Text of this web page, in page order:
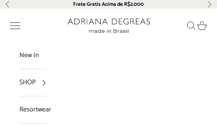
Pular para o conteúdo
Anterior Frete Gratis Acima de R$2.000
Adriana Degreas
Menu Pesquisar
New In
SHOP
Resortwear